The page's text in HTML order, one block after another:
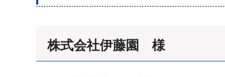
株式会社伊藤園 様